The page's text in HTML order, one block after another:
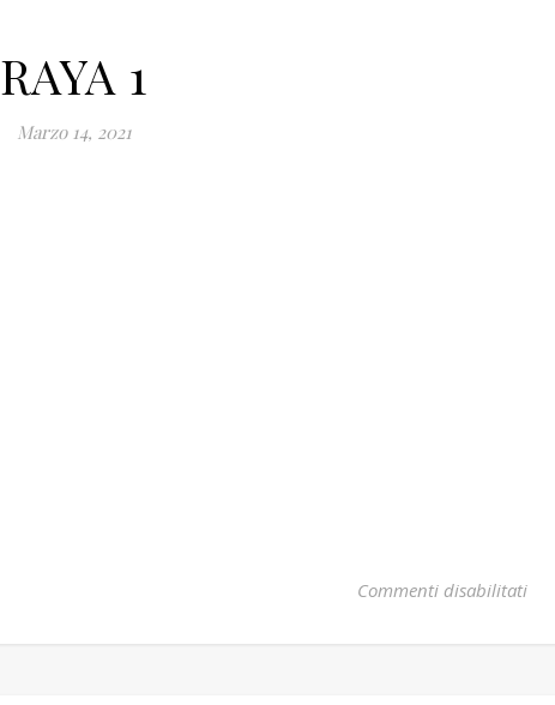
RAYA 1
Marzo 14, 2021
Commenti disabilitatisu